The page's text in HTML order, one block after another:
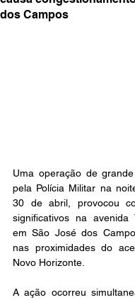
dos Campos
Uma operação de
pela Polícia Militar na
30 de abril, provocou
significativos na avenida
em São José dos
nas proximidades do
Novo Horizonte.
A ação ocorreu